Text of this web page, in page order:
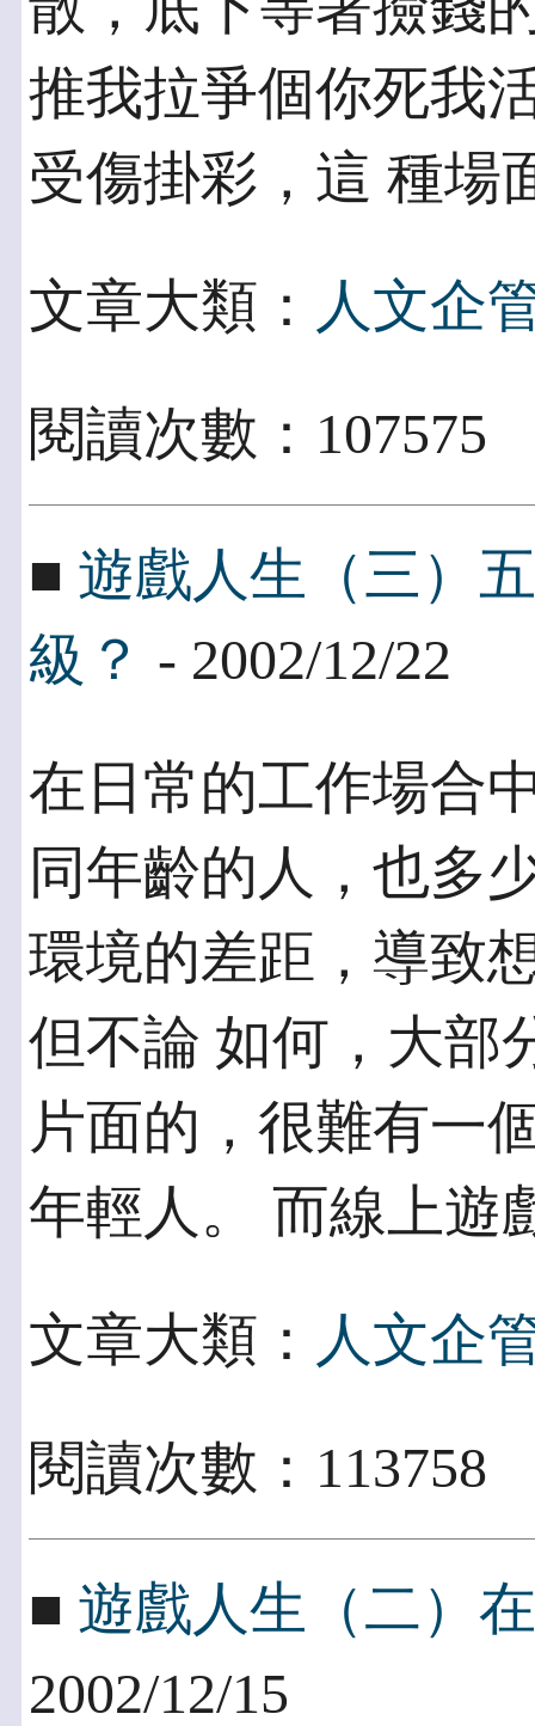
推我拉爭個你死我
受傷掛彩，這 種場
文章大類： 人文企
閱讀次數：
■ 遊戲人生（三）
級？ - 2002/12/22
在日常的工作場合
同年齡的人，也多
環境的差距，導致
但不論 如何，大部
片面的，很難有一
年輕人。 而線上遊
文章大類： 人文企
閱讀次數：
■ 遊戲人生（二）
2002/12/15